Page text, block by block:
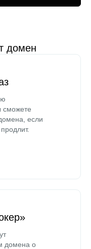
домен
сможете
если
домена о